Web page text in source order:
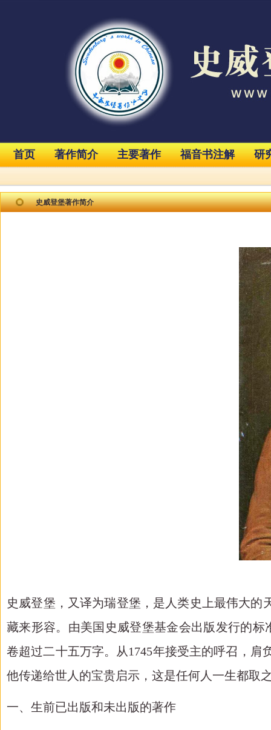
首页 著作简介 主要著作 福音书注解 研
史威登堡著作简介
史威登堡，又译为瑞登堡，是人类史上最伟大的
藏来形容。由美国史威登堡基金会出版发行的标
卷超过二十五万字。从1745年接受主的呼召，
他传递给世人的宝贵启示，这是任何人一生都取
一、生前已出版和未出版的著作